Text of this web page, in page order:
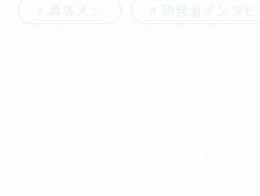
酒場メシ 開発者インタビ